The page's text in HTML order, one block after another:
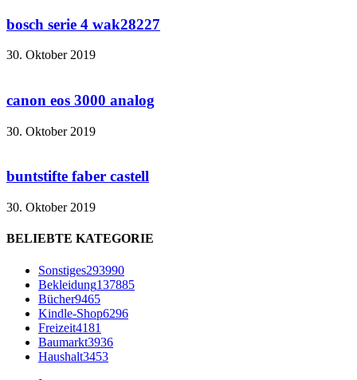
bosch serie 4 wak28227
30. Oktober 2019
canon eos 3000 analog
30. Oktober 2019
buntstifte faber castell
30. Oktober 2019
BELIEBTE KATEGORIE
Sonstiges293990
Bekleidung137885
Bücher9465
Kindle-Shop6296
Freizeit4181
Baumarkt3936
Haushalt3453